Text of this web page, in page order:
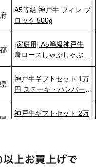
A5等級 神戸牛 フィレ ブ
ロック 500g
[家庭用] A5等級神戸牛
肩ロースしゃぶしゃぶ
200g〜1kg
神戸牛ギフトセット 1万
円 ステーキ・ハンバーグ
（ランプ100ｇ×2枚・ハ
ンバーグ150ｇ×4個）
神戸牛ギフトセット 2万
等級神戸牛 焼肉・BBQ